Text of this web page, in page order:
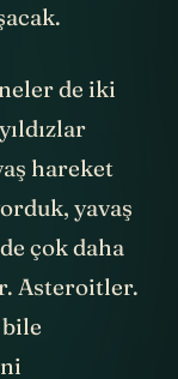
tüm
de iki
hareket
yavaş
çok daha
Asteroitler.